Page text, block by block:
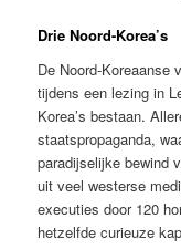
Drie Noord-Korea’s
De Noord-Koreaanse
tijdens een lezing in
Korea’s bestaan.
staatspropaganda,
paradijselijke bewind
uit veel westerse
executies door 120
hetzelfde curieuze